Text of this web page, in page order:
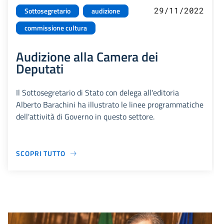
Sottosegretario
audizione
commissione cultura
29/11/2022
Audizione alla Camera dei
Deputati
Il Sottosegretario di Stato con delega all'editoria
Alberto Barachini ha illustrato le linee programmatiche
dell'attività di Governo in questo settore.
SCOPRI TUTTO